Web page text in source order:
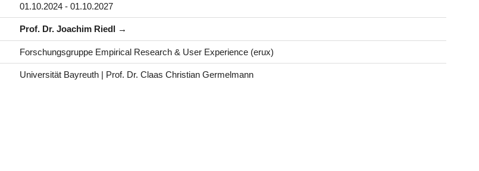
01.10.2024 - 01.10.2027
Prof. Dr. Joachim Riedl
Forschungsgruppe Empirical Research & User Experience (erux)
Universität Bayreuth | Prof. Dr. Claas Christian Germelmann